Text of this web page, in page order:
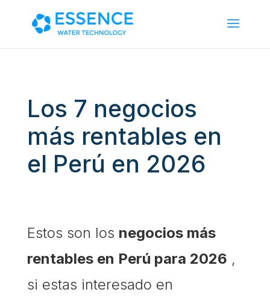
Los 7 negocios
más rentables en
el Perú en 2026
Estos son los negocios más
rentables en Perú para 2026 ,
si estas interesado en